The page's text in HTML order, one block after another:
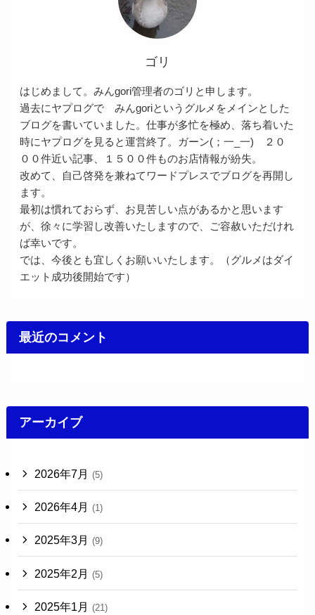
ゴリ
はじめまして。みんgori管理者のゴリと申します。
過去にヤプログで みんgoriというグルメをメインとした
ブログを書いていました。仕事が多忙を極め、落ち着いた
時にヤプログを見ると運営終了。ガーン(；一_一) ２０
００件近い記事、１５００件ものお店情報が紛失。
改めて、自己啓発を兼ねてワードプレスでブログを再開し
ます。
最初は慣れておらず、お見苦しい点があるかと思います
が、徐々に学習し改善いたしますので、ご容赦いただけれ
ば幸いです。
では、今後とも宜しくお願いいたします。（グルメはダイ
エット成功後開始です）
最近のコメント
アーカイブ
2026年7月 (5)
2026年4月 (1)
2025年3月 (9)
2025年2月 (5)
2025年1月 (21)